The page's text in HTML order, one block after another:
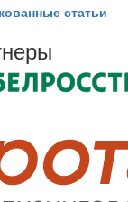
статьи